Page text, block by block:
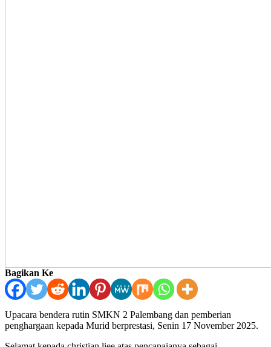
Bagikan Ke
Upacara bendera rutin SMKN 2 Palembang dan pemberian
penghargaan kepada Murid berprestasi, Senin 17 November 2025.